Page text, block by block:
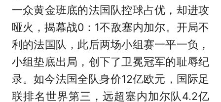
一众黄金班底的法国队控球占优，却进攻
哑火，揭幕战0：1不敌塞内加尔。开局不
利的法国队，此后两场小组赛一平一负，
小组垫底出局，创下了卫冕冠军的耻辱纪
录。如今法国全队身价12亿欧元，国际足
联排名世界第三，远超塞内加尔队4.2亿